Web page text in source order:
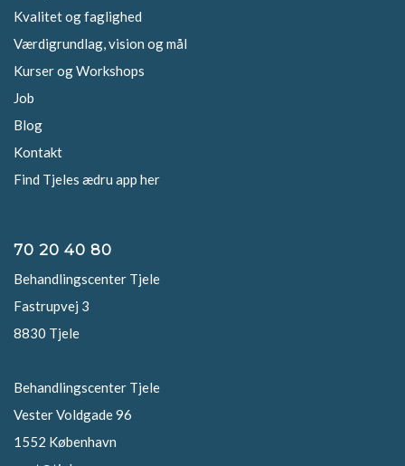
Kvalitet og faglighed
Værdigrundlag, vision og mål
Kurser og Workshops
Job
Blog
Kontakt
Find Tjeles ædru app her
70 20 40 80
Behandlingscenter Tjele
Fastrupvej 3
8830 Tjele
Behandlingscenter Tjele
Vester Voldgade 96
1552 København